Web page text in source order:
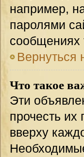
например,
паролями
сообщениях
Вернуться
Что такое
Эти
прочесть
вверху